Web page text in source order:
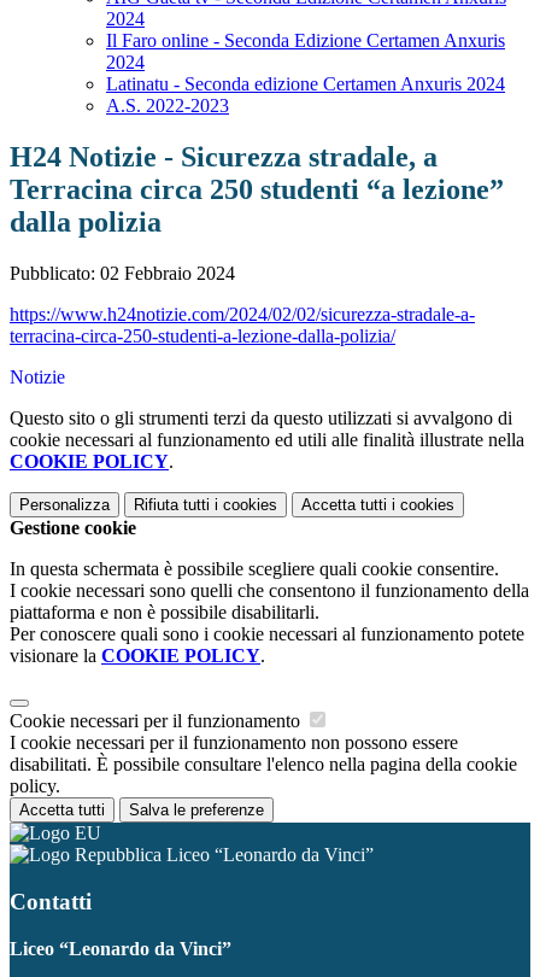
2024
Il Faro online - Seconda Edizione Certamen Anxuris
2024
Latinatu - Seconda edizione Certamen Anxuris 2024
A.S. 2022-2023
H24 Notizie - Sicurezza stradale, a
Terracina circa 250 studenti “a lezione”
dalla polizia
Pubblicato: 02 Febbraio 2024
https://www.h24notizie.com/2024/02/02/sicurezza-stradale-a-
terracina-circa-250-studenti-a-lezione-dalla-polizia/
Notizie
Questo sito o gli strumenti terzi da questo utilizzati si avvalgono di
cookie necessari al funzionamento ed utili alle finalità illustrate nella
COOKIE POLICY.
Personalizza Rifiuta tutti i cookies Accetta tutti i cookies
Gestione cookie
In questa schermata è possibile scegliere quali cookie consentire.
I cookie necessari sono quelli che consentono il funzionamento della
piattaforma e non è possibile disabilitarli.
Per conoscere quali sono i cookie necessari al funzionamento potete
visionare la COOKIE POLICY.
Cookie necessari per il funzionamento
I cookie necessari per il funzionamento non possono essere
disabilitati. È possibile consultare l'elenco nella pagina della cookie
policy.
Accetta tutti Salva le preferenze
Liceo “Leonardo da Vinci”
Contatti
Liceo “Leonardo da Vinci”